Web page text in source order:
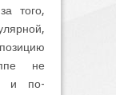
того,
не
и по-